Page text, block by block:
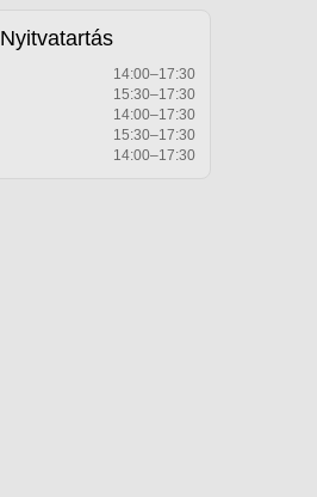
Nyitvatartás
14:00–17:30
15:30–17:30
14:00–17:30
15:30–17:30
14:00–17:30